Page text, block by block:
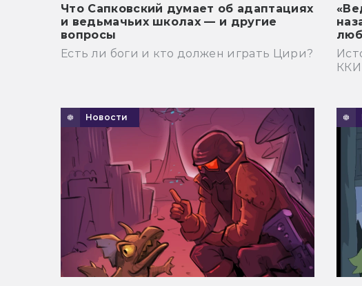
Что Сапковский думает об адаптациях
и ведьмачьих школах — и другие
вопросы
Есть ли боги и кто должен играть Цири?
Новости